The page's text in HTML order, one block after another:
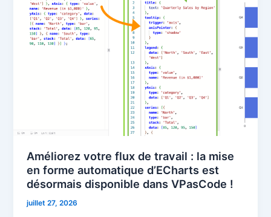
Améliorez votre flux de travail : la mise
en forme automatique d’ECharts est
désormais disponible dans VPasCode !
juillet 27, 2026